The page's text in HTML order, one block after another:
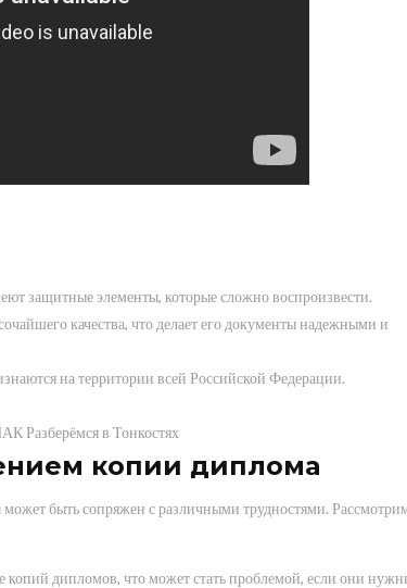
защитные элементы, которые сложно воспроизвести.
качества, что делает его документы надежными и
на территории всей Российской Федерации.
копии диплома
быть сопряжен с различными трудностями.
копий дипломов, что может стать проблемой, если они